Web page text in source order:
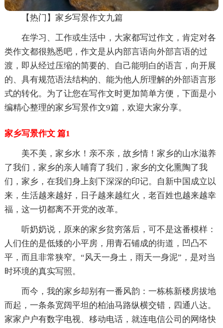
【热门】家乡写景作文九篇
在学习、工作或生活中，大家都写过作文，肯定对各
类作文都很熟悉吧，作文是从内部言语向外部言语的过
渡，即从经过压缩的简要的、自己能明白的语言，向开展
的、具有规范语法结构的、能为他人所理解的外部语言形
式的转化。为了让您在写作文时更加简单方便，下面是小
编精心整理的家乡写景作文9篇，欢迎大家分享。
家乡写景作文 篇1
美不美，家乡水！亲不亲，故乡情！家乡的山水滋养
了我们，家乡的亲人哺育了我们，家乡的文化熏陶了我
们，家乡，在我们身上刻下深深的印记。自新中国成立以
来，生活越来越好，日子越来越红火，老百姓也越来越幸
福，这一切都离不开党的改革。
听奶奶说，原来的家乡贫穷落后，可不是这番模样：
人们住的是低矮的小平房，用青石铺成的街道，凹凸不
平，而且非常狭窄。“风天一身土，雨天一身泥”，是对当
时环境的真实写照。
而今，我的家乡却别有一番风韵：一栋栋新楼房拔地
而起，一条条宽阔平坦的柏油马路纵横交错，四通八达。
家家户户有数字电视、移动电话，就连电信公司的网络快